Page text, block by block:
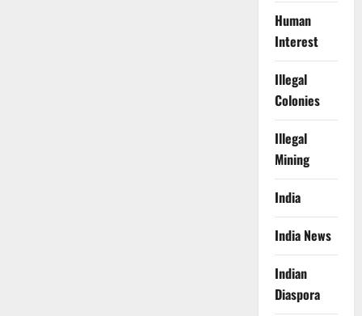
Human
Interest
Illegal
Colonies
Illegal
Mining
India
India News
Indian
Diaspora